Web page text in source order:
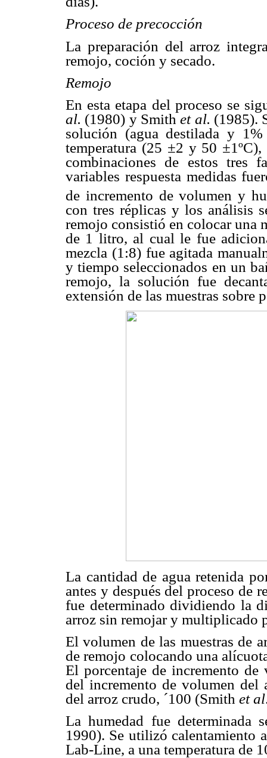
Proceso de precocción
La preparación del arroz
remojo, coción y secado.
Remojo
En esta etapa del proceso se
al. (1980) y Smithet al. (1985).
solución (agua destilada y
temperatura (25 ±2 y 50
combinaciones de estos tres
variables respuesta medidas
de incremento de volumen y
con tres réplicas y los análisis
remojo consistió en colocar una
de 1 litro, al cual le fue
mezcla (1:8) fue agitada
y tiempo seleccionados en un
remojo, la solución fue
extensión de las muestras sobre
La cantidad de agua retenida
antes y después del proceso de
fue determinado dividiendo la
arroz sin remojar y multiplicado
El volumen de las muestras de
de remojo colocando una
El porcentaje de incremento
del incremento de volumen
del arroz crudo, ´100 (Smith et al
La humedad fue determinada
1990). Se utilizó calentamiento
Lab-Line, a una temperatura de